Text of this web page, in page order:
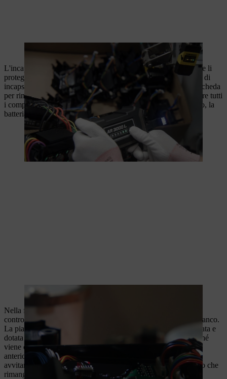
Il pretest verifica il corretto funzionamento dell'elettronica.
L'incapsulamento in poliuretano isola i componenti elettronici e li
protegge dall'umidità e dalle influenze meccaniche. Sulla linea di
incapsulamento viene innanzitutto applicata la massa sotto la scheda
per rimuovere l'aria. Dopodiché il poliuretano sale fino a coprire tutti
i componenti. Una volta indurito il materiale di incapsulamento, la
batteria è pronta per il montaggio finale.
L'incapsulamento in poliuretano isola i componenti elettronici.
Nella fase di montaggio finale, l'incapsulamento viene prima
controllato visivamente e poi convalidato con un pennarello bianco.
La piastra posteriore, di forma ergonomica, viene quindi montata e
dotata degli elementi di fissaggio e dell'impugnatura. Dopodiché
viene collegata l'unità di comando e si inserisce il coperchio
anteriore. Prima di introdurre l'esemplare nella stazione di
avvitamento, i contatti vengono preventivamente oliati in modo che
rimangano facilmente collegabili a lungo.